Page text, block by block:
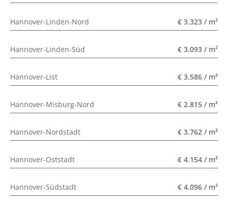
Hannover-Linden-Nord € 3.323 / m²
Hannover-Linden-Süd € 3.093 / m²
Hannover-List € 3.586 / m²
Hannover-Misburg-Nord € 2.815 / m²
Hannover-Nordstadt € 3.762 / m²
Hannover-Oststadt € 4.154 / m²
Hannover-Südstadt € 4.096 / m²